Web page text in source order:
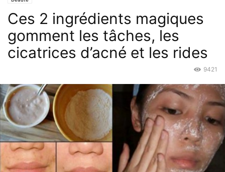
Ces 2 ingrédients magiques
gomment les tâches, les
cicatrices d’acné et les rides
9421